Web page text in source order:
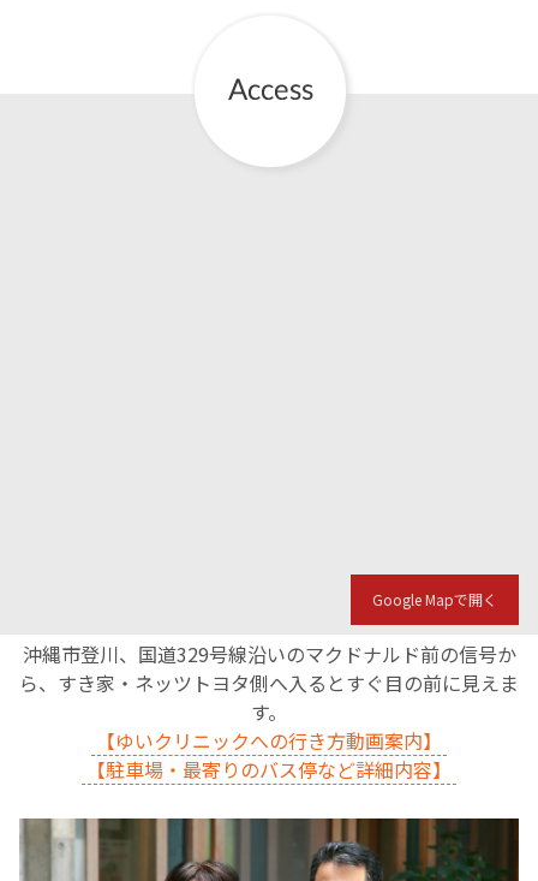
Google Mapで開く
沖縄市登川、国道329号線沿いのマクドナルド前の信号か
ら、すき家・ネッツトヨタ側へ入るとすぐ目の前に見えま
す。
【ゆいクリニックへの行き方動画案内】
【駐車場・最寄りのバス停など詳細内容】